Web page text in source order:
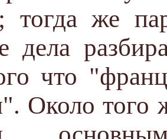
тогда же
дела
что
Около того